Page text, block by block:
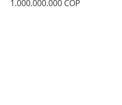
1.000.000.000 COP